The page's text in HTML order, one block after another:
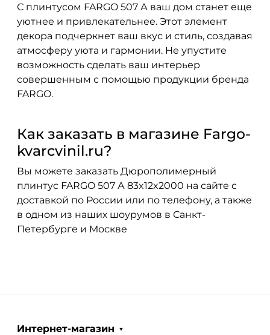
С плинтусом FARGO 507 А ваш дом станет еще
уютнее и привлекательнее. Этот элемент
декора подчеркнет ваш вкус и стиль, создавая
атмосферу уюта и гармонии. Не упустите
возможность сделать ваш интерьер
совершенным с помощью продукции бренда
FARGO.
Как заказать в магазине Fargo-
kvarcvinil.ru?
Вы можете заказать Дюрополимерный
плинтус FARGO 507 А 83x12x2000 на сайте с
доставкой по России или по телефону, а также
в одном из наших шоурумов в Санкт-
Петербурге и Москве
Интернет-магазин